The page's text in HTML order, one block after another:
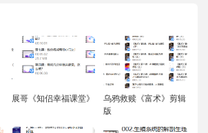
展哥《知侣幸福课堂》
乌鸦救赎《富术》剪辑
版